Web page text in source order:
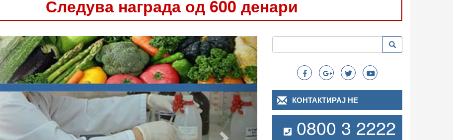
Следува награда од 600 денари
Следно
Search
Пребарување Пребарување
КОНТАКТИРАЈ НЕ
0800 3 2222